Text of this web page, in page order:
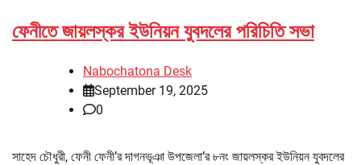
ফেনীতে জায়লস্কর ইউনিয়ন যুবদলের পরিচিতি সভা
Nabochatona Desk
September 19, 2025
0
সাহেদ চৌধুরী, ফেনী ফেনী’র দাগনভূঞা উপজেলা’র ৮নং জায়লস্কর ইউনিয়ন যুবদলের